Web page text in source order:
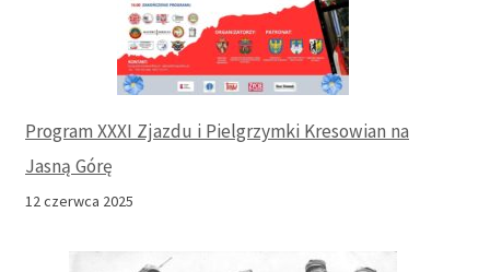
Program XXXI Zjazdu i Pielgrzymki Kresowian na
Jasną Górę
12 czerwca 2025